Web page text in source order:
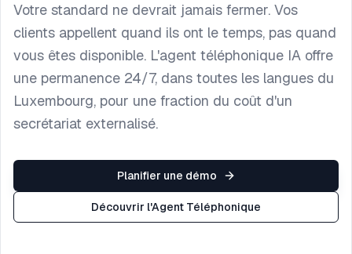
Votre standard ne devrait jamais fermer. Vos
clients appellent quand ils ont le temps, pas quand
vous êtes disponible. L'agent téléphonique IA offre
une permanence 24/7, dans toutes les langues du
Luxembourg, pour une fraction du coût d'un
secrétariat externalisé.
Planifier une démo
Découvrir l'Agent Téléphonique